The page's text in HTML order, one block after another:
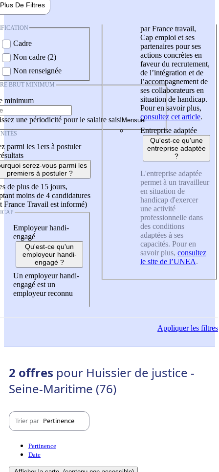
Plus De Filtres
Cadre
Non cadre (2)
Non renseignée
BRUT MINIMUM
minimum
une périodicité pour le salaire saisi
parmi les 1ers à postuler
serez-vous parmi les
premiers à postuler ?
de plus de 15 jours,
moins de 4 candidatures
France Travail est informé)
Employeur handi-
engagé
Qu'est-ce qu'un
employeur handi-
engagé ?
Un employeur handi-
engagé est un
employeur reconnu
par France travail,
Cap emploi et ses
partenaires pour ses
actions concrètes en
faveur du recrutement,
de l’intégration et de
l’accompagnement de
ses collaborateurs en
situation de handicap.
Pour en savoir plus,
consultez cet article.
Entreprise adaptée
Qu'est-ce qu'une
entreprise adaptée
?
L'entreprise adaptée
permet à un travailleur
en situation de
handicap d'exercer
une activité
professionnelle dans
des conditions
adaptées à ses
capacités. Pour en
savoir plus, consultez
le site de l’UNEA.
Appliquerles filtres
2 offres pour Huissier de justice -
Seine-Maritime (76)
Trier par Pertinence
Pertinence
Date